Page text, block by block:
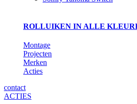
ROLLUIKEN IN ALLE
Montage
Projecten
Merken
Acties
contact
ACTIES